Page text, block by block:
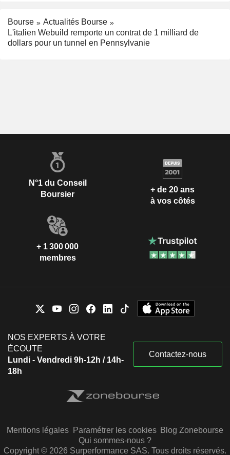
Bourse
Actualités Bourse
L'italien Webuild remporte un contrat de 1 milliard de
dollars pour un tunnel en Pennsylvanie
N°1 du Conseil
Boursier
+ de 20 ans
à vos côtés
+ 1 300 000
membres
NOS EXPERTS À VOTRE
ÉCOUTE
Lundi - Vendredi 9h-12h / 14h-
18h
Contactez-nous
Mentions légales Paramétrer les cookies Blog Zonebourse
Qui sommes-nous ?
Copyright © 2026 Surperformance SAS. Tous droits réservés.